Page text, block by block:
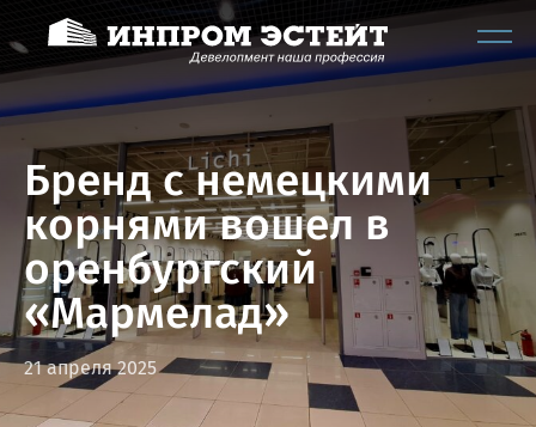
Бренд с немецкими
корнями вошел в
оренбургский
«Мармелад»
21 апреля 2025